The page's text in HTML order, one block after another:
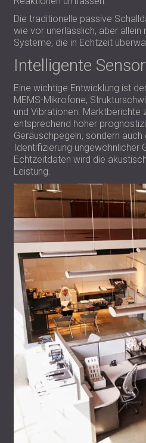
Die traditionelle passive
wie vor unerlässlich, aber allein
Systeme, die in Echtzeit
Intelligente
Eine wichtige Entwicklung ist
MEMS-Mikrofone,
und Vibrationen.
entsprechend hoher
Geräuschpegeln, sondern
Identifizierung ungewöhnlicher
Echtzeitdaten wird die
Leistung.